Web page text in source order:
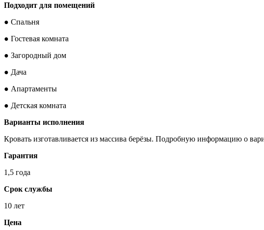
Подходит для помещений
● Спальня
● Гостевая комната
● Загородный дом
● Дача
● Апартаменты
● Детская комната
Варианты исполнения
Кровать изготавливается из массива берёзы. Подробную информацию о
Гарантия
1,5 года
Срок службы
10 лет
Цена